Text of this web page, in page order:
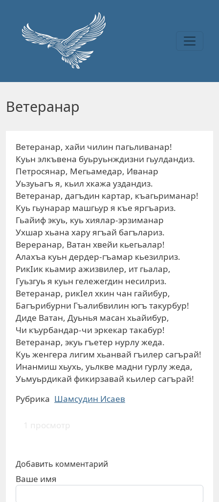
Ветеранар
Ветеранар, хайи чилин пагьливанар!
Куьн элкъвена буьруьнждизни гьулдандиз.
Петросянар, Мегьамедар, Иванар
Уьзуьагъ я, кьил хкажа уздандиз.
Ветеранар, дагъдин картар, къагьриманар!
Куь гьунарар машгьур я къе яргъариз.
Гьайиф экуь, куь хиялар-эрзиманар
Ухшар хьана хару ягъай багълариз.
Вереранар, Ватан хвейи кьегьалар!
Алахъа куьн дердер-гъамар кьезилриз.
РикIик кьамир ажизвилер, ит гьалар,
Гуьзгуь я куьн гележегдин несилриз.
Ветеранар, рикIел хкин чан гайибур,
Багърибурни Гъалибвилин югъ такурбур!
Диде Ватан, Дуьнья масан хьайибур,
Чи къурбандар-чи эркекар такабур!
Ветеранар, экуь гъетер нурлу жеда.
Куь женгера лигим хьанвай гъилер сагърай!
Инанмиш хьухь, уьлкве мадни гурлу жеда,
Уьмуьрдикай фикирзавай кьилер сагърай!
Рубрика Шамсудин Исаев
1 просмотр
Добавить комментарий
Ваше имя